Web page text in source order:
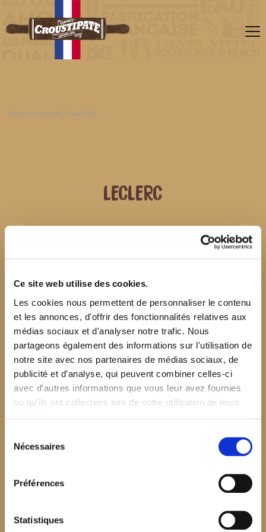
Ce site web utilise des cookies.
Les cookies nous permettent de personnaliser le contenu
et les annonces, d'offrir des fonctionnalités relatives aux
médias sociaux et d'analyser notre trafic. Nous
partageons également des informations sur l'utilisation de
notre site avec nos partenaires de médias sociaux, de
publicité et d'analyse, qui peuvent combiner celles-ci
avec d'autres informations que vous leur avez fournies
ou qu'ils ont collectées lors de votre utilisation de leurs
Nécessaires
Préférences
Statistiques
RETOUR AUX ACTUALITÉS
LECLERC